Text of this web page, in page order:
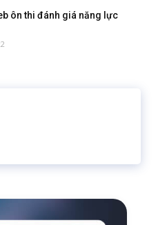
ôn thi đánh giá năng lực